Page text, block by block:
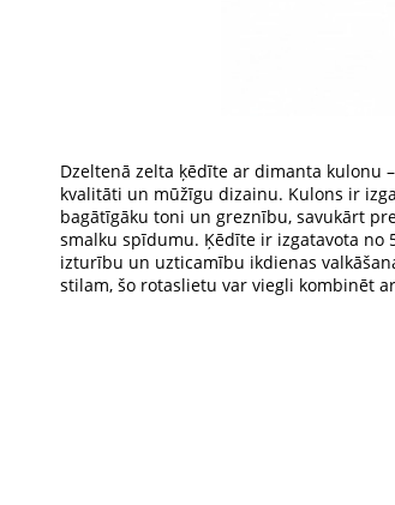
Dzeltenā zelta ķēdīte ar dimanta kulonu
kvalitāti un mūžīgu dizainu. Kulons ir
bagātīgāku toni un greznību, savukārt
smalku spīdumu. Ķēdīte ir izgatavota no
izturību un uzticamību ikdienas
stilam, šo rotaslietu var viegli kombinēt